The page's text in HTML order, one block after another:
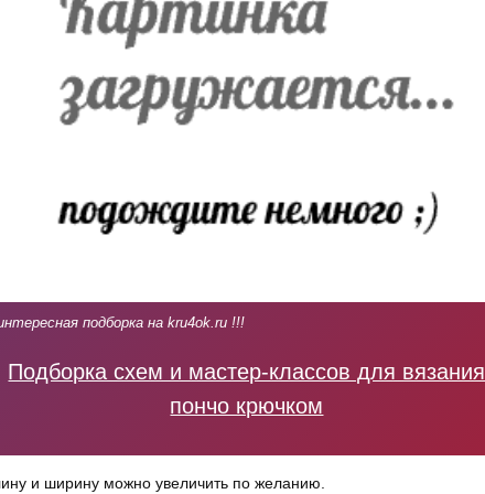
подборка на kru4ok.ru !!!
Подборка схем и мастер-классов для вязания
пончо крючком
и ширину можно увеличить по желанию.